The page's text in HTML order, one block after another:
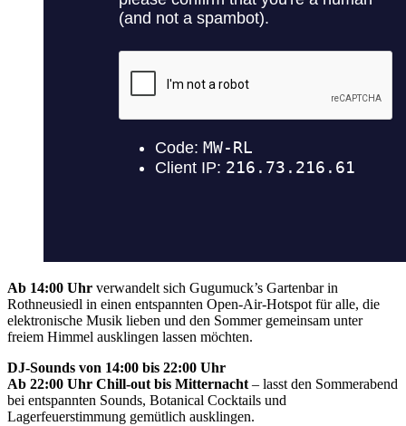
Ab 14:00 Uhr verwandelt sich Gugumuck’s Gartenbar in
Rothneusiedl in einen entspannten Open-Air-Hotspot für alle, die
elektronische Musik lieben und den Sommer gemeinsam unter
freiem Himmel ausklingen lassen möchten.
DJ-Sounds von 14:00 bis 22:00 Uhr
Ab 22:00 Uhr Chill-out bis Mitternacht – lasst den Sommerabend
bei entspannten Sounds, Botanical Cocktails und
Lagerfeuerstimmung gemütlich ausklingen.